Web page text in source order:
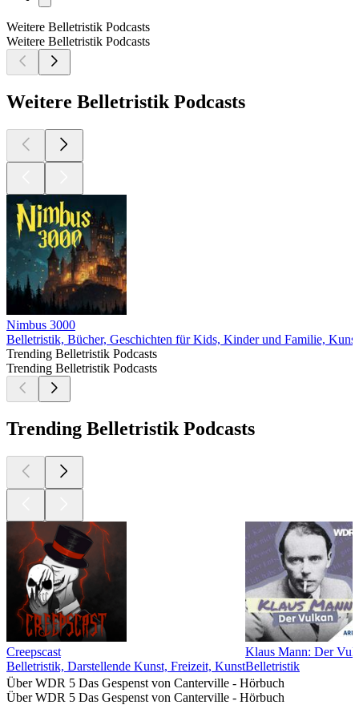
Weitere Belletristik Podcasts
Weitere Belletristik Podcasts
Weitere Belletristik Podcasts
Nimbus 3000
Belletristik, Bücher, Geschichten für Kids, Kinder und Familie, Kunst
Trending Belletristik Podcasts
Trending Belletristik Podcasts
Trending Belletristik Podcasts
Creepscast
Belletristik, Darstellende Kunst, Freizeit, Kunst
Klaus Mann: Der
Belletristik
Über WDR 5 Das Gespenst von Canterville - Hörbuch
Über WDR 5 Das Gespenst von Canterville - Hörbuch